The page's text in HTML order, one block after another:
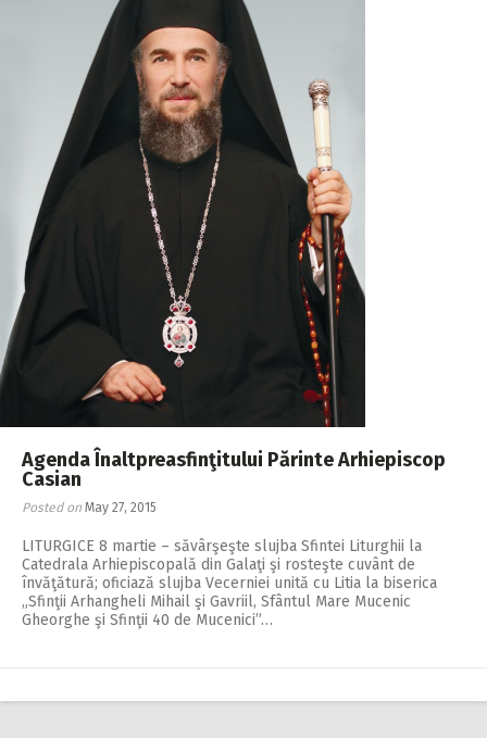
Agenda Înaltpreasfinţitului Părinte Arhiepiscop
Casian
Posted on May 27, 2015
LITURGICE 8 martie – săvârşeşte slujba Sfintei Liturghii la
Catedrala Arhiepiscopală din Galaţi şi rosteşte cuvânt de
învăţătură; oficiază slujba Vecerniei unită cu Litia la biserica
„Sfinţii Arhangheli Mihail şi Gavriil, Sfântul Mare Mucenic
Gheorghe şi Sfinţii 40 de Mucenici”…